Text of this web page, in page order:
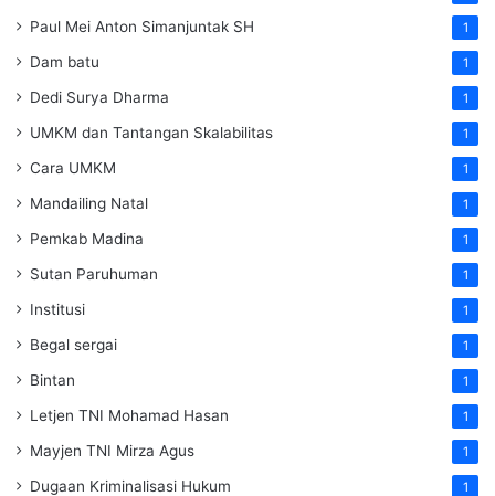
Paul Mei Anton Simanjuntak SH 1
Dam batu 1
Dedi Surya Dharma 1
UMKM dan Tantangan Skalabilitas 1
Cara UMKM 1
Mandailing Natal 1
Pemkab Madina 1
Sutan Paruhuman 1
Institusi 1
Begal sergai 1
Bintan 1
Letjen TNI Mohamad Hasan 1
Mayjen TNI Mirza Agus 1
Dugaan Kriminalisasi Hukum 1